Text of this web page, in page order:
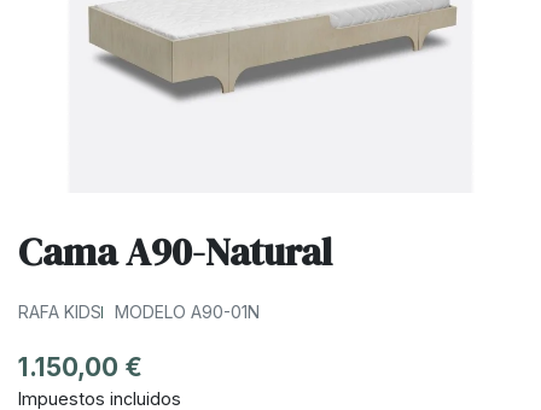
Cama A90-Natural
RAFA KIDS MODELO A90-01N
1.150,00 €
Impuestos incluidos